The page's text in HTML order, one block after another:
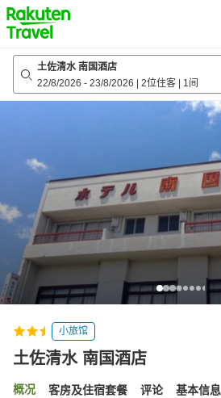
to
top
page
土佐清水 南国酒店
22/8/2026 - 23/8/2026 2位住客 1间
小旅馆
土佐清水 南国酒店
概况 客房及住宿套餐 评论 基本信息